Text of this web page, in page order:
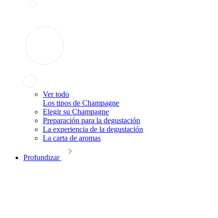
Ver todo
Los tipos de Champagne
Elegir su Champagne
Preparación para la degustación
La experiencia de la degustación
La carta de aromas
Profundizar